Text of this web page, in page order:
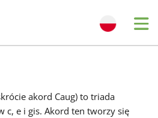
akord Caug) to triada
c, e i gis. Akord ten tworzy się